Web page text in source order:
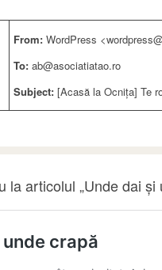
From: WordPress
To: ab@asociatiatao.ro
Subject: [Acasă la Ocnița] Te
la articolul „Unde dai